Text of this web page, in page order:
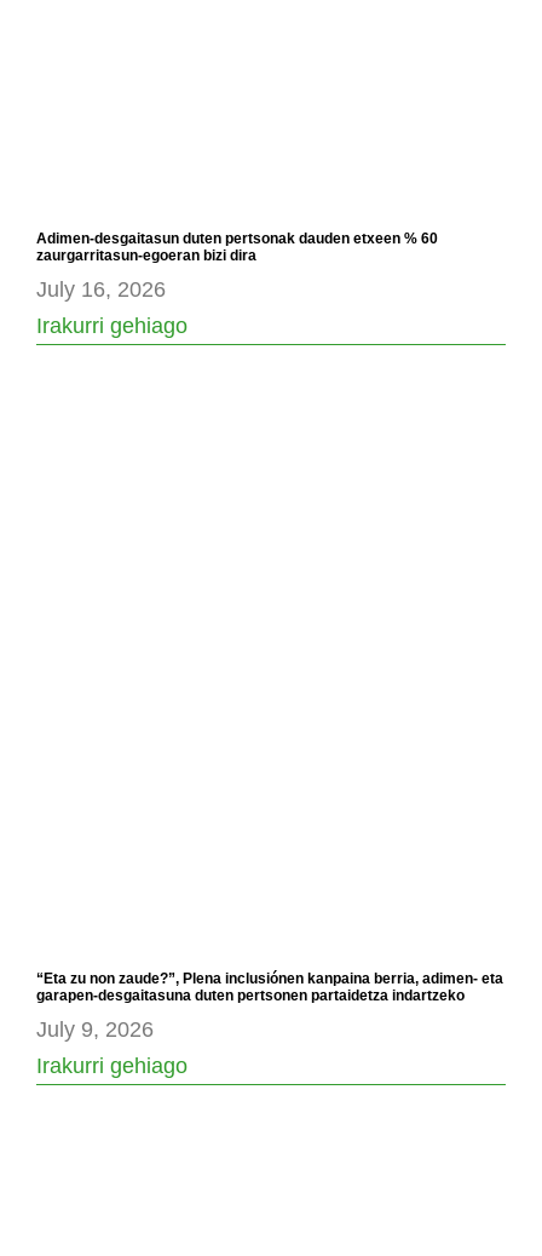
Adimen-desgaitasun duten pertsonak dauden etxeen % 60
zaurgarritasun-egoeran bizi dira
July 16, 2026
Irakurri gehiago
“Eta zu non zaude?”, Plena inclusiónen kanpaina berria, adimen- eta
garapen-desgaitasuna duten pertsonen partaidetza indartzeko
July 9, 2026
Irakurri gehiago